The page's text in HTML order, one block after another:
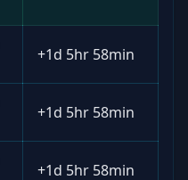
+1d 5hr 58min
+1d 5hr 58min
+1d 5hr 58min